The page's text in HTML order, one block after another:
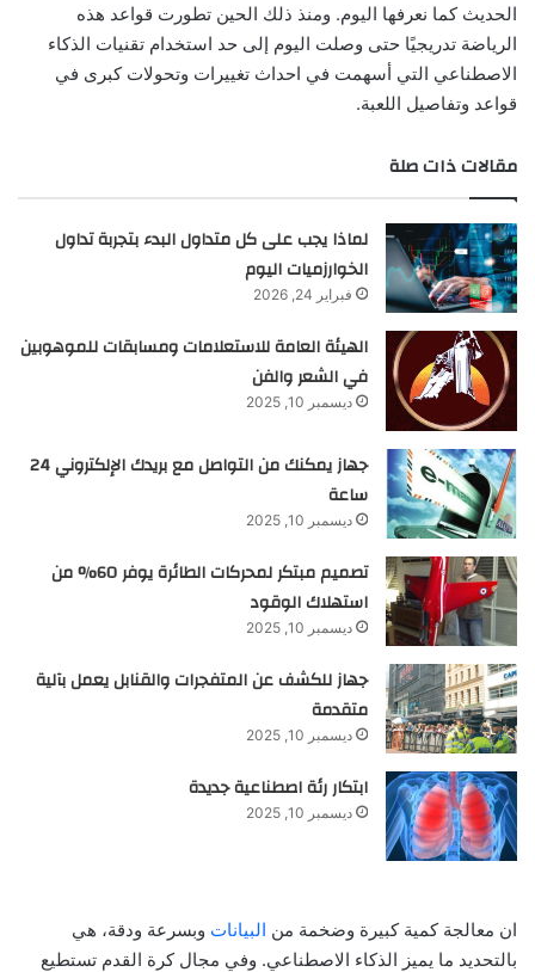
الحديث كما نعرفها اليوم. ومنذ ذلك الحين تطورت قواعد هذه
الرياضة تدريجيًا حتى وصلت اليوم إلى حد استخدام تقنيات الذكاء
الاصطناعي التي أسهمت في احداث تغييرات وتحولات كبرى في
قواعد وتفاصيل اللعبة.
مقالات ذات صلة
لماذا يجب على كل متداول البدء بتجربة تداول
الخوارزميات اليوم
فبراير 24, 2026
الهيئة العامة للاستعلامات ومسابقات للموهوبين
في الشعر والفن
ديسمبر 10, 2025
جهاز يمكنك من التواصل مع بريدك الإلكتروني 24
ساعة
ديسمبر 10, 2025
تصميم مبتكر لمحركات الطائرة يوفر 60% من
استهلاك الوقود
ديسمبر 10, 2025
جهاز للكشف عن المتفجرات والقنابل يعمل بآلية
متقدمة
ديسمبر 10, 2025
ابتكار رئة اصطناعية جديدة
ديسمبر 10, 2025
ان معالجة كمية كبيرة وضخمة من البيانات وبسرعة ودقة، هي
بالتحديد ما يميز الذكاء الاصطناعي. وفي مجال كرة القدم تستطيع